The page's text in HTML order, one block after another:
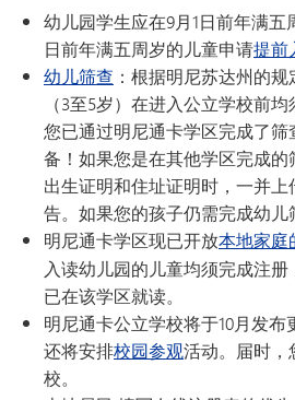
幼儿园学生应在9月1日前年满五
日前年满五周岁的儿童申请提前
幼儿筛查 ：根据明尼苏达州的
（3至5岁）在进入公立学校前
您已通过明尼通卡学区完成了
备！如果您是在其他学区完成
出生证明和住址证明时，一并
告。如果您的孩子仍需完成幼儿
明尼通卡学区现已开放本地家庭
入读幼儿园的儿童均须完成注
已在该学区就读。
明尼通卡公立学校将于10月发布
还将安排校园参观活动。届时，
校。